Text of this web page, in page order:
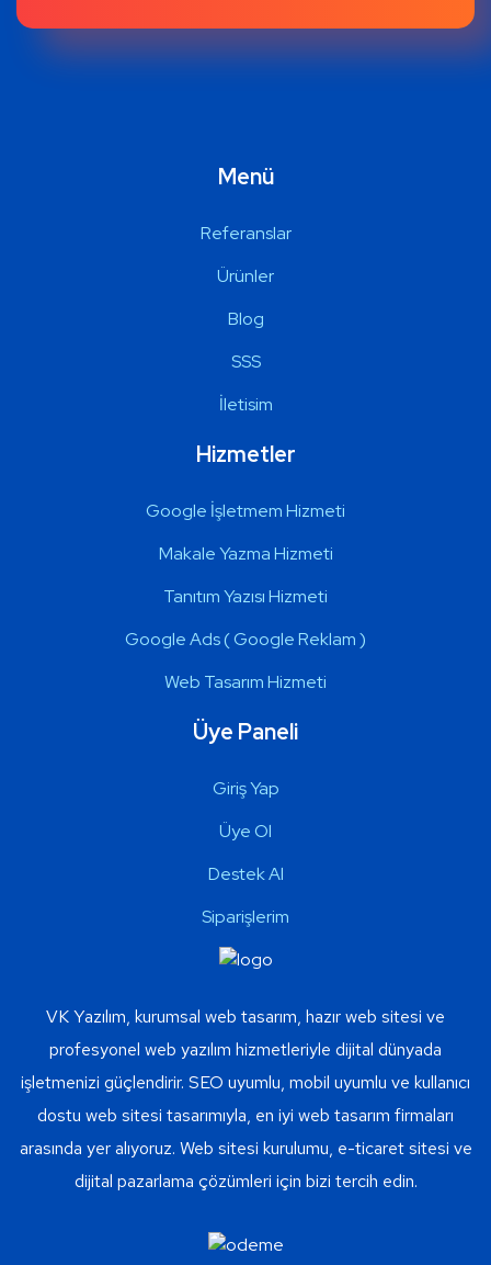
Menü
Referanslar
Ürünler
Blog
SSS
İletisim
Hizmetler
Google İşletmem Hizmeti
Makale Yazma Hizmeti
Tanıtım Yazısı Hizmeti
Google Ads ( Google Reklam )
Web Tasarım Hizmeti
Üye Paneli
Giriş Yap
Üye Ol
Destek Al
Siparişlerim
VK Yazılım, kurumsal web tasarım, hazır web sitesi ve
profesyonel web yazılım hizmetleriyle dijital dünyada
işletmenizi güçlendirir. SEO uyumlu, mobil uyumlu ve kullanıcı
dostu web sitesi tasarımıyla, en iyi web tasarım firmaları
arasında yer alıyoruz. Web sitesi kurulumu, e-ticaret sitesi ve
dijital pazarlama çözümleri için bizi tercih edin.